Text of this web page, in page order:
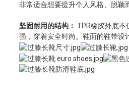
非常适合想要提升个人风格、脱颖
坚固耐用的结构： TPR橡胶外底不
强，穿着安全时尚。鞋面的鞋带设